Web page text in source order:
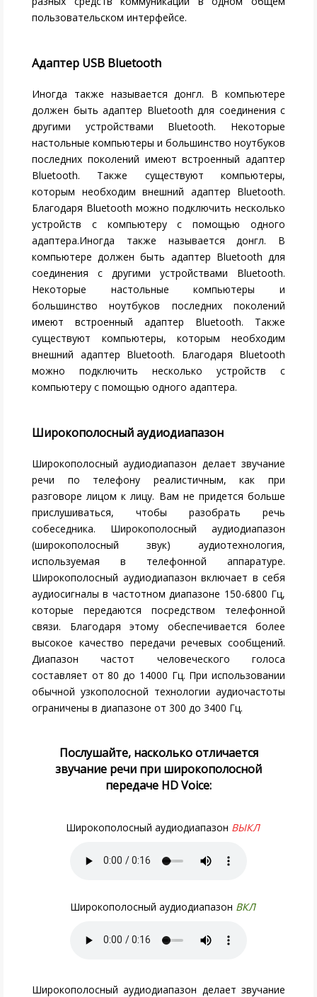
пользовательском интерфейсе.
Адаптер USB Bluetooth
Иногда также называется донгл. В компьютере
должен быть адаптер Bluetooth для соединения с
другими устройствами Bluetooth. Некоторые
настольные компьютеры и большинство ноутбуков
последних поколений имеют встроенный адаптер
Bluetooth. Также существуют компьютеры,
которым необходим внешний адаптер Bluetooth.
Благодаря Bluetooth можно подключить несколько
устройств с компьютеру с помощью одного
адаптера.Иногда также называется донгл. В
компьютере должен быть адаптер Bluetooth для
соединения с другими устройствами Bluetooth.
Некоторые настольные компьютеры и
большинство ноутбуков последних поколений
имеют встроенный адаптер Bluetooth. Также
существуют компьютеры, которым необходим
внешний адаптер Bluetooth. Благодаря Bluetooth
можно подключить несколько устройств с
компьютеру с помощью одного адаптера.
Широкополосный аудиодиапазон
Широкополосный аудиодиапазон делает звучание
речи по телефону реалистичным, как при
разговоре лицом к лицу. Вам не придется больше
прислушиваться, чтобы разобрать речь
собеседника. Широкополосный аудиодиапазон
(широкополосный звук) аудиотехнология,
используемая в телефонной аппаратуре.
Широкополосный аудиодиапазон включает в себя
аудиосигналы в частотном диапазоне 150-6800 Гц,
которые передаются посредством телефонной
связи. Благодаря этому обеспечивается более
высокое качество передачи речевых сообщений.
Диапазон частот человеческого голоса
составляет от 80 до 14000 Гц. При использовании
обычной узкополосной технологии аудиочастоты
ограничены в диапазоне от 300 до 3400 Гц.
Послушайте, насколько отличается
звучание речи при широкополосной
передаче HD Voice:
Широкополосный аудиодиапазон ВЫКЛ
Широкополосный аудиодиапазон ВКЛ
Широкополосный аудиодиапазон делает звучание